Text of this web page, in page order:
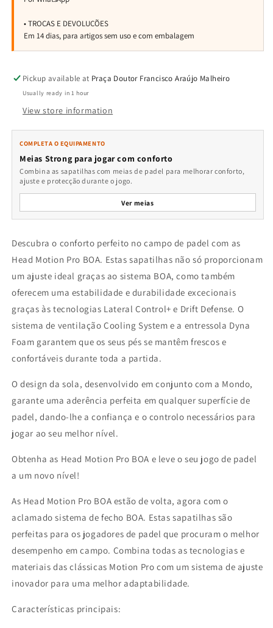
Pickup available at Praça Doutor Francisco Araújo Malheiro
Usually ready in 1 hour
View store information
COMPLETA O EQUIPAMENTO
Meias Strong para jogar com conforto
Combina as sapatilhas com meias de padel para melhorar conforto,
ajuste e protecção durante o jogo.
Ver meias
Descubra o conforto perfeito no campo de padel com as
Head Motion Pro BOA. Estas sapatilhas não só proporcionam
um ajuste ideal graças ao sistema BOA, como também
oferecem uma estabilidade e durabilidade excecionais
graças às tecnologias Lateral Control+ e Drift Defense. O
sistema de ventilação Cooling System e a entressola Dyna
Foam garantem que os seus pés se mantêm frescos e
confortáveis ​​durante toda a partida.
O design da sola, desenvolvido em conjunto com a Mondo,
garante uma aderência perfeita em qualquer superfície de
padel, dando-lhe a confiança e o controlo necessários para
jogar ao seu melhor nível.
Obtenha as Head Motion Pro BOA e leve o seu jogo de padel
a um novo nível!
As Head Motion Pro BOA estão de volta, agora com o
aclamado sistema de fecho BOA. Estas sapatilhas são
perfeitas para os jogadores de padel que procuram o melhor
desempenho em campo. Combina todas as tecnologias e
materiais das clássicas Motion Pro com um sistema de ajuste
inovador para uma melhor adaptabilidade.
Características principais: